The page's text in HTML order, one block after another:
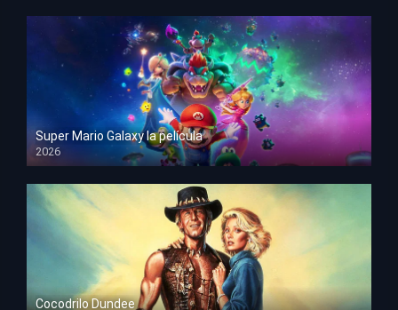
Super Mario Galaxy la película
2026
HD 1080p
Cocodrilo Dundee